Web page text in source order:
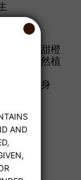
取物、甜橙
液等天然植
、放鬆身